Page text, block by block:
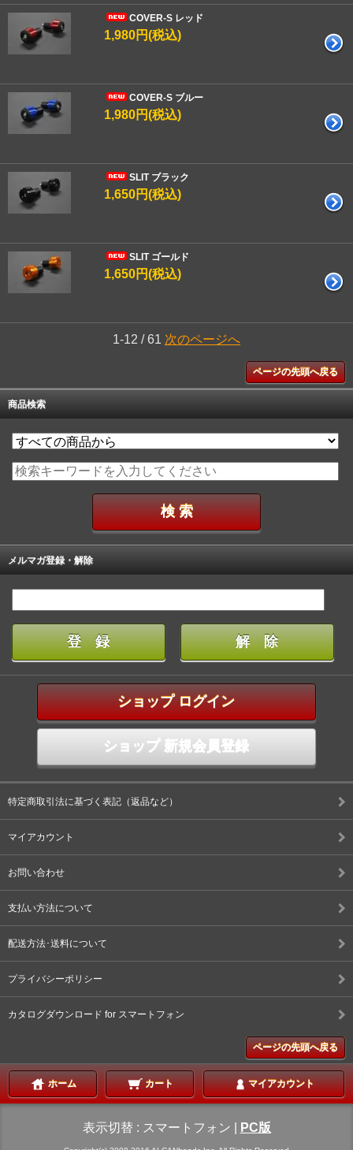
COVER-S レッド
1,980円(税込)
COVER-S ブルー
1,980円(税込)
SLIT ブラック
1,650円(税込)
SLIT ゴールド
1,650円(税込)
1-12 / 61 次のページへ
ページの先頭へ戻る
商品検索
メルマガ登録・解除
ショップ ログイン
ショップ 新規会員登録
特定商取引法に基づく表記（返品など）
マイアカウント
お問い合わせ
支払い方法について
配送方法･送料について
プライバシーポリシー
カタログダウンロード for スマートフォン
ページの先頭へ戻る
ホーム カート マイアカウント
表示切替 : スマートフォン PC版